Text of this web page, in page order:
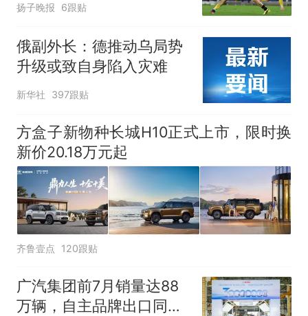
扬子晚报 6跟贴
俄副外长：德推动乌局势
升级或致自身陷入灾难
新华社 397跟贴
方盒子新物种长城H10正式上市，限时换
新价20.18万元起
齐鲁壹点 120跟贴
广汽集团前7月销量达88
万辆，自主品牌出口同比